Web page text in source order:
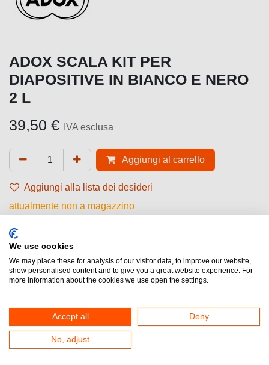
ADOX SCALA KIT PER
DIAPOSITIVE IN BIANCO E NERO
2 L
39,50 € IVA esclusa
Aggiungi al carrello
Aggiungi alla lista dei desideri
attualmente non a magazzino
Marchio (Chimica)
Chimica (Tipologia)
Confezione:Kit
Riferimento interno:66896
We use cookies
We may place these for analysis of our visitor data, to improve our website,
show personalised content and to give you a great website experience. For
more information about the cookies we use open the settings.
Accept all Deny
No, adjust